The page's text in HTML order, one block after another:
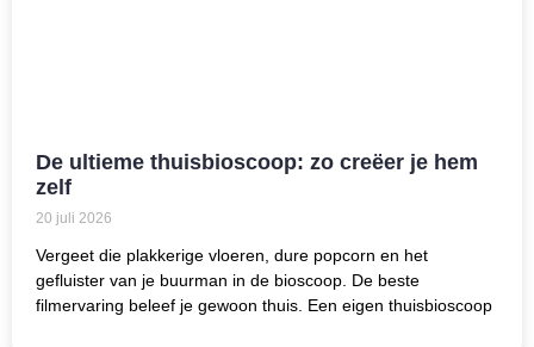
De ultieme thuisbioscoop: zo creëer je hem
zelf
20 juli 2026
Vergeet die plakkerige vloeren, dure popcorn en het
gefluister van je buurman in de bioscoop. De beste
filmervaring beleef je gewoon thuis. Een eigen thuisbioscoop